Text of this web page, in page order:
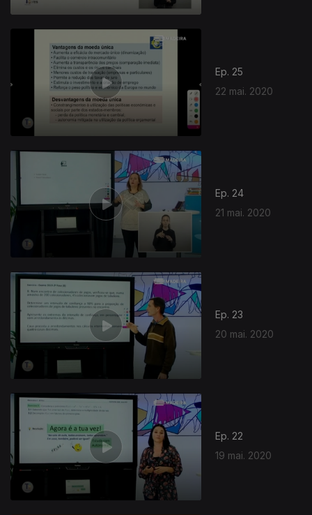
Ep. 25
22 mai. 2020
Ep. 24
21 mai. 2020
Ep. 23
20 mai. 2020
Ep. 22
19 mai. 2020